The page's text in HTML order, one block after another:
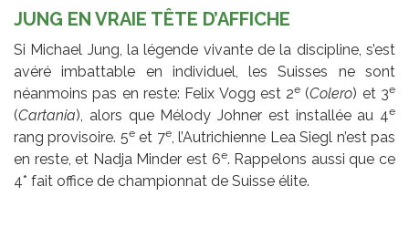
JUNG EN VRAIE TÊTE D’AFFICHE
Si Michael Jung, la légende vivante de la discipline, s’est
avéré imbattable en individuel, les Suisses ne sont
néanmoins pas en reste: Felix Vogg est 2e (Colero) et 3e
(Cartania), alors que Mélody Johner est installée au 4e
rang provisoire. 5eet 7e, l’Autrichienne Lea Siegl n’est pas
en reste, et Nadja Minder est 6e. Rappelons aussi que ce
4* fait office de championnat de Suisse élite.